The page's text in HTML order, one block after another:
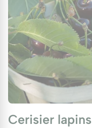
Cerisier lapins